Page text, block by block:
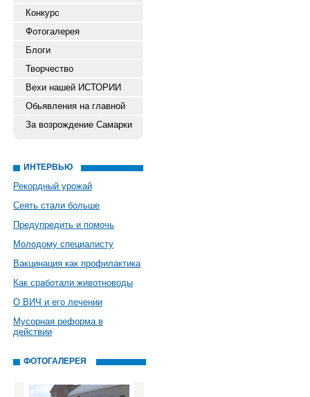
Конкурс
Фотогалерея
Блоги
Творчество
Вехи нашей ИСТОРИИ
Обьявления на главной
За возрождение Самарки
ИНТЕРВЬЮ
Рекордный урожай
Сеять стали больше
Предупредить и помочь
Молодому специалисту
Вакцинация как профилактика
Как сработали животноводы
О ВИЧ и его лечении
Мусорная реформа в
действии
ФОТОГАЛЕРЕЯ